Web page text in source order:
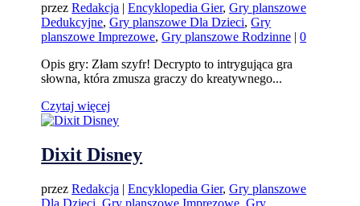
przezRedakcja |Encyklopedia Gier,Gry planszowe
Dedukcyjne,Gry planszowe Dla Dzieci,Gry
planszowe Imprezowe,Gry planszowe Rodzinne |0
Opis gry: Złam szyfr! Decrypto to intrygująca gra
słowna, która zmusza graczy do kreatywnego...
Czytaj więcej
Dixit Disney
przezRedakcja |Encyklopedia Gier,Gry planszowe
Dla Dzieci,Gry planszowe Imprezowe,Gry